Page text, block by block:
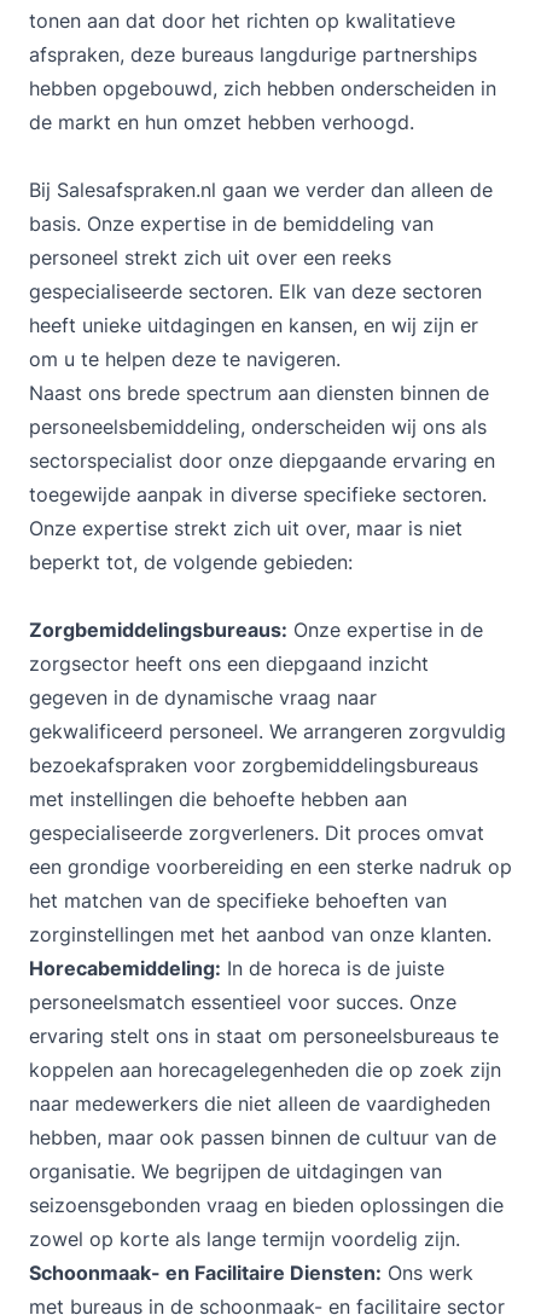
tonen aan dat door het richten op kwalitatieve
afspraken, deze bureaus langdurige partnerships
hebben opgebouwd, zich hebben onderscheiden in
de markt en hun omzet hebben verhoogd.
Bij Salesafspraken.nl gaan we verder dan alleen de
basis. Onze expertise in de bemiddeling van
personeel strekt zich uit over een reeks
gespecialiseerde sectoren. Elk van deze sectoren
heeft unieke uitdagingen en kansen, en wij zijn er
om u te helpen deze te navigeren.
Naast ons brede spectrum aan diensten binnen de
personeelsbemiddeling, onderscheiden wij ons als
sectorspecialist door onze diepgaande ervaring en
toegewijde aanpak in diverse specifieke sectoren.
Onze expertise strekt zich uit over, maar is niet
beperkt tot, de volgende gebieden:
Zorgbemiddelingsbureaus: Onze expertise in de
zorgsector heeft ons een diepgaand inzicht
gegeven in de dynamische vraag naar
gekwalificeerd personeel. We arrangeren zorgvuldig
bezoekafspraken voor zorgbemiddelingsbureaus
met instellingen die behoefte hebben aan
gespecialiseerde zorgverleners. Dit proces omvat
een grondige voorbereiding en een sterke nadruk op
het matchen van de specifieke behoeften van
zorginstellingen met het aanbod van onze klanten.
Horecabemiddeling: In de horeca is de juiste
personeelsmatch essentieel voor succes. Onze
ervaring stelt ons in staat om personeelsbureaus te
koppelen aan horecagelegenheden die op zoek zijn
naar medewerkers die niet alleen de vaardigheden
hebben, maar ook passen binnen de cultuur van de
organisatie. We begrijpen de uitdagingen van
seizoensgebonden vraag en bieden oplossingen die
zowel op korte als lange termijn voordelig zijn.
Schoonmaak- en Facilitaire Diensten: Ons werk
met bureaus in de schoonmaak- en facilitaire sector